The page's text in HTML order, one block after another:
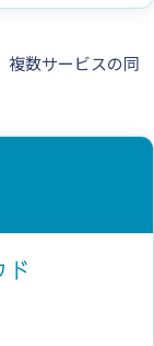
複数サービスの同